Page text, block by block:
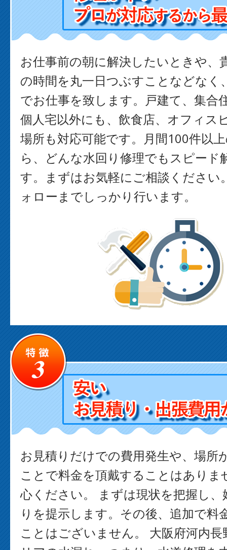
お仕事前の朝に解決したいときや、
の時間を丸一日つぶすことなどなく
でお仕事を致します。戸建て、集合
個人宅以外にも、飲食店、オフィス
場所も対応可能です。月間100件以
ら、どんな水回り修理でもスピード
す。まずはお気軽にご相談ください
ォローまでしっかり行います。
お見積りだけでの費用発生や、場所
ことで料金を頂戴することはありま
心ください。 まずは現状を把握し
りを提示します。その後、追加で料
ことはございません。 大阪府河内長